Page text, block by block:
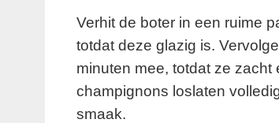
Verhit de boter in een ruime
totdat deze glazig is.
minuten mee, totdat ze
champignons loslaten
smaak.